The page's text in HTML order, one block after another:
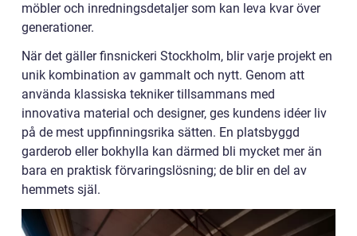
möbler och inredningsdetaljer som kan leva kvar över
generationer.
När det gäller finsnickeri Stockholm, blir varje projekt en
unik kombination av gammalt och nytt. Genom att
använda klassiska tekniker tillsammans med
innovativa material och designer, ges kundens idéer liv
på de mest uppfinningsrika sätten. En platsbyggd
garderob eller bokhylla kan därmed bli mycket mer än
bara en praktisk förvaringslösning; de blir en del av
hemmets själ.